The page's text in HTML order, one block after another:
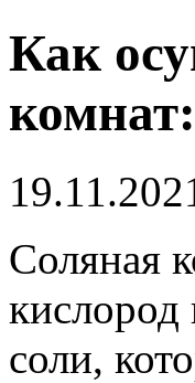
Как
Соляная
соли,